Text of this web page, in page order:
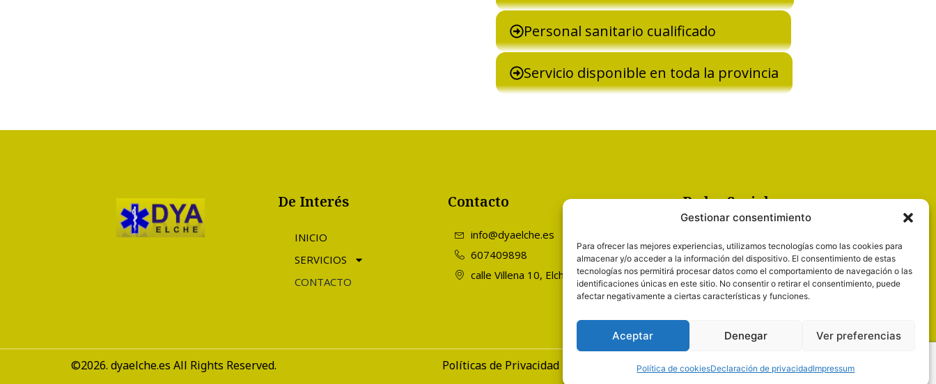
Gestionar consentimiento
Para ofrecer las mejores experiencias, utilizamos tecnologías como las cookies para
almacenar y/o acceder a la información del dispositivo. El consentimiento de estas
tecnologías nos permitirá procesar datos como el comportamiento de navegación o las
identificaciones únicas en este sitio. No consentir o retirar el consentimiento, puede
afectar negativamente a ciertas características y funciones.
Aceptar Denegar Ver preferencias
Política de cookiesDeclaración de privacidadImpressum
Personal sanitario cualificado
Servicio disponible en toda la provincia
De Interés
INICIO
SERVICIOS
CONTACTO
Contacto
info@dyaelche.es
607409898
calle Villena 10, Elche Alicante
Redes Sociales
F
c
e
b
o
o
I
s
t
a
g
r
©2026. dyaelche.es All Rights Reserved. Políticas de Privacidad Políticas de Cookies Aviso Legal